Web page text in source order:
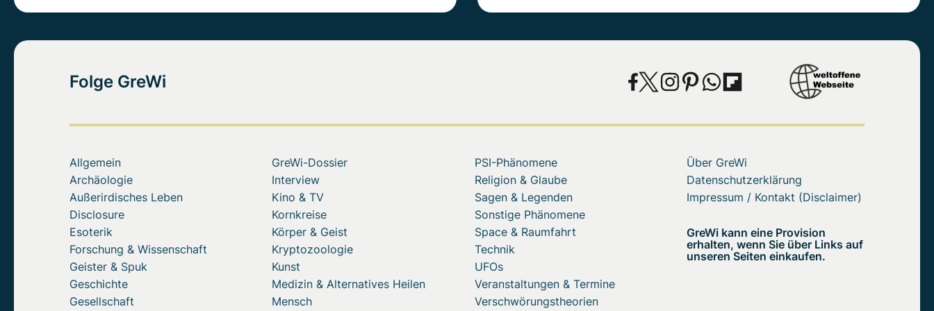
Folge GreWi
Allgemein
Archäologie
Außerirdisches Leben
Disclosure
Esoterik
Forschung & Wissenschaft
Geister & Spuk
Geschichte
Gesellschaft
GreWi-Dossier
Interview
Kino & TV
Kornkreise
Körper & Geist
Kryptozoologie
Kunst
Medizin & Alternatives Heilen
Mensch
PSI-Phänomene
Religion & Glaube
Sagen & Legenden
Sonstige Phänomene
Space & Raumfahrt
Technik
UFOs
Veranstaltungen & Termine
Verschwörungstheorien
Über GreWi
Datenschutzerklärung
Impressum / Kontakt (Disclaimer)
GreWi kann eine Provision
erhalten, wenn Sie über Links auf
unseren Seiten einkaufen.